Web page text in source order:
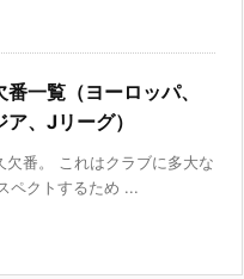
一覧（ヨーロッパ、
、Jリーグ）
欠番。 これはクラブに多大な
ペクトするため ...